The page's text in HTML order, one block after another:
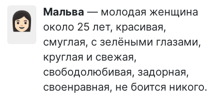
👩🏻 Мальва — молодая женщина
около 25 лет, красивая,
смуглая, с зелёными глазами,
круглая и свежая,
свободолюбивая, задорная,
своенравная, не боится никого.